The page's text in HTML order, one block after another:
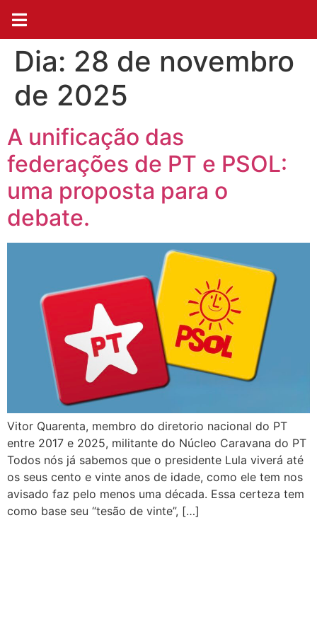
Dia: 28 de novembro
de 2025
A unificação das
federações de PT e PSOL:
uma proposta para o
debate.
Vitor Quarenta, membro do diretorio nacional do PT
entre 2017 e 2025, militante do Núcleo Caravana do PT
Todos nós já sabemos que o presidente Lula viverá até
os seus cento e vinte anos de idade, como ele tem nos
avisado faz pelo menos uma década. Essa certeza tem
como base seu “tesão de vinte”, […]